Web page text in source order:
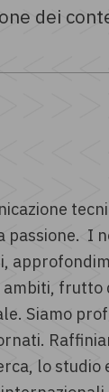
dei
passione. I
ambiti, frutto
Siamo
lo